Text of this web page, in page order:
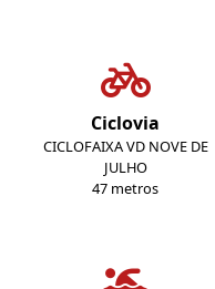
Ciclovia
CICLOFAIXA VD NOVE DE
JULHO
47 metros